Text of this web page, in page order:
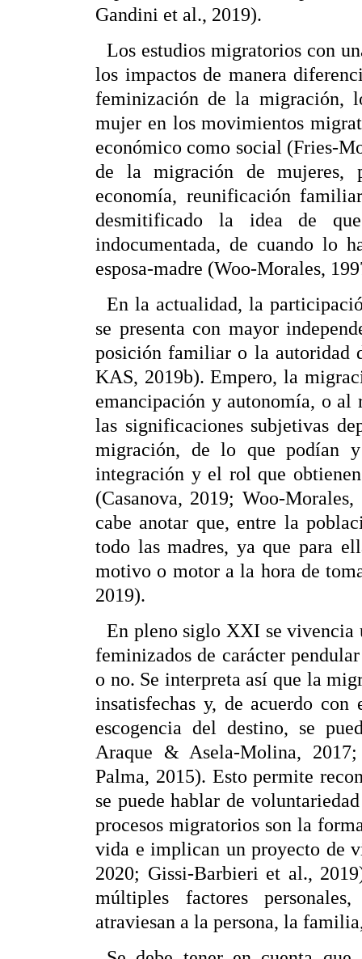
Gandini et al., 2019).
Los estudios migratorios con
los impactos de manera
feminización de la migración,
mujer en los movimientos
económico como social (Fries-
de la migración de mujeres,
economía, reunificación
desmitificado la idea de
indocumentada, de cuando lo
esposa-madre (Woo-Morales,
En la actualidad, la
se presenta con mayor
posición familiar o la autoridad
KAS, 2019b). Empero, la
emancipación y autonomía, o al
las significaciones subjetivas
migración, de lo que podían
integración y el rol que
(Casanova, 2019; Woo-
cabe anotar que, entre la
todo las madres, ya que para
motivo o motor a la hora de
2019).
En pleno siglo XXI se vivencia
feminizados de carácter
o no. Se interpreta así que la
insatisfechas y, de acuerdo
escogencia del destino, se
Araque & Asela-Molina,
Palma, 2015). Esto permite
se puede hablar de
procesos migratorios son la
vida e implican un proyecto de
2020; Gissi-Barbieri et al.,
múltiples factores
atraviesan a la persona, la